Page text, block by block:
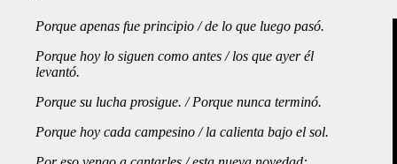
Porque apenas fue principio /de lo que luego pasó.
Porque hoy lo siguen como antes /los que ayer él
levantó.
Porque su lucha prosigue. /Porque nunca terminó.
Porque hoy cada campesino /la calienta bajo el sol.